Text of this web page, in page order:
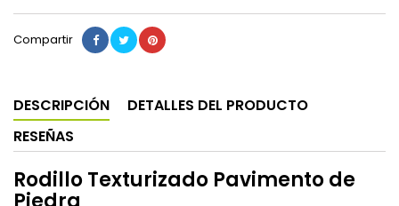
Compartir
DESCRIPCIÓN
DETALLES DEL PRODUCTO
RESEÑAS
Rodillo Texturizado Pavimento de